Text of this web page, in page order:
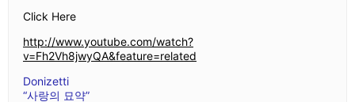
Click Here
http://www.youtube.com/watch?
v=Fh2Vh8jwyQA&feature=related
Donizetti
“사랑의 묘약”